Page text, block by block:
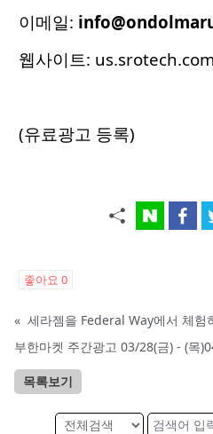
이메일:
웹사이트: us.srotech.com
(유료광고 등록)
좋아요 0
« 세라젬을 Federal Way에서 체험
부한마켓 주간광고 03/28(금) - (목
목록보기